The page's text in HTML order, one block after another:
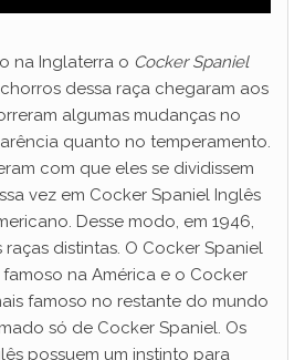
na Inglaterra o Cocker Spaniel
dessa raça chegaram aos
algumas mudanças no
quanto no temperamento.
com que eles se dividissem
vez em Cocker Spaniel Inglês
Desse modo, em 1946,
distintas. O Cocker Spaniel
na América e o Cocker
famoso no restante do mundo
só de Cocker Spaniel. Os
possuem um instinto para